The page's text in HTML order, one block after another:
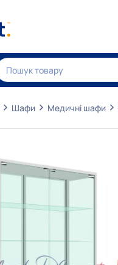
Шафи Медичні шафи